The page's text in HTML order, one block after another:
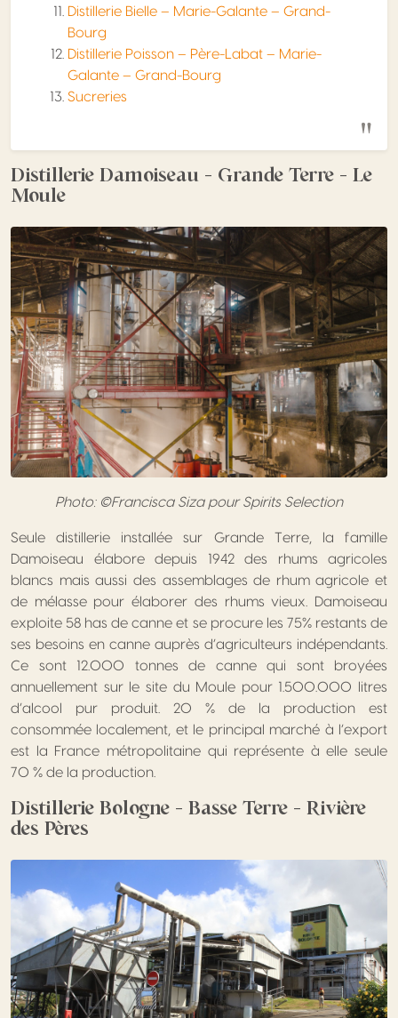
Distillerie Bielle – Marie-Galante – Grand-
Bourg
Distillerie Poisson – Père-Labat – Marie-
Galante – Grand-Bourg
Sucreries
Distillerie Damoiseau – Grande Terre – Le
Moule
Photo: ©Francisca Siza pour Spirits Selection
Seule distillerie installée sur Grande Terre, la famille
Damoiseau élabore depuis 1942 des rhums agricoles
blancs mais aussi des assemblages de rhum agricole et
de mélasse pour élaborer des rhums vieux. Damoiseau
exploite 58 has de canne et se procure les 75% restants de
ses besoins en canne auprès d’agriculteurs indépendants.
Ce sont 12.000 tonnes de canne qui sont broyées
annuellement sur le site du Moule pour 1.500.000 litres
d’alcool pur produit. 20 % de la production est
consommée localement, et le principal marché à l’export
est la France métropolitaine qui représente à elle seule
70 % de la production.
Distillerie Bologne – Basse Terre – Rivière
des Pères